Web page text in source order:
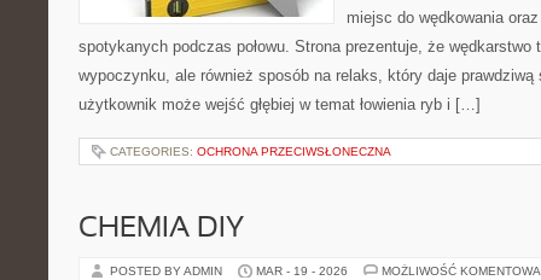
miejsc do wędkowania
spotykanych podczas połowu. Strona prezentuje, że wędkarstwo
wypoczynku, ale również sposób na relaks, który daje
użytkownik może wejść głębiej w temat łowienia ryb i […]
CATEGORIES: OCHRONA PRZECIWSŁONECZNA
CHEMIA DIY
POSTED BY ADMIN MAR - 19 - 2026 MOŻLIWOŚĆ